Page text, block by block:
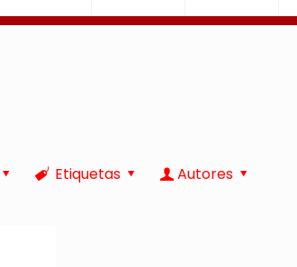
Etiquetas Autores